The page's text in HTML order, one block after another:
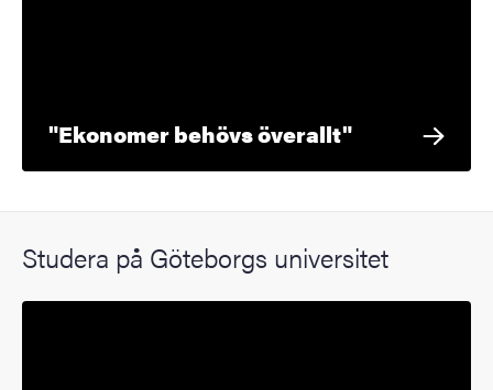
"Ekonomer behövs överallt"
Studera på Göteborgs universitet